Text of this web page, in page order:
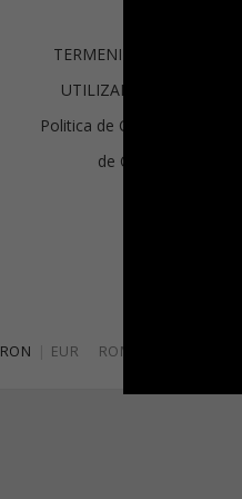
TERMENI ȘI CONDIȚII DE
UTILIZARE ȘI VÂNZARE
Politica de Confidențialitate și
de Cookie-uri
RON EUR ROMÂNĂ